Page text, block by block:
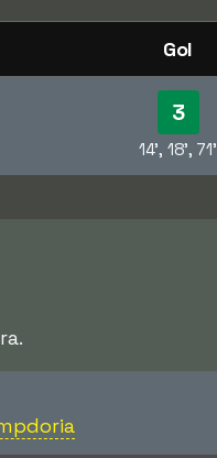
Gol
3
14', 18', 71'